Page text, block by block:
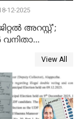
12-2025
അറസ്റ്റ്';
വനിതാ
View All